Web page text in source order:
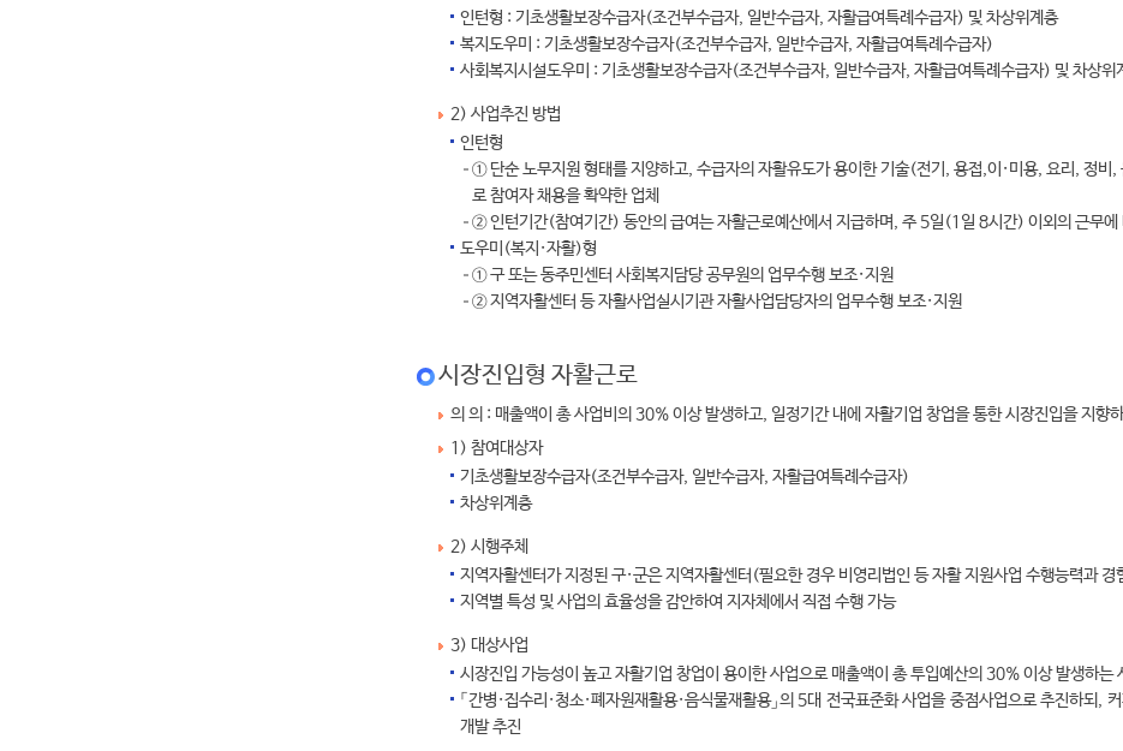
인턴형 : 기초생활보장수급자(조건부수급자, 일반수급자, 자활급여특례수급자) 및 차상위계층
복지도우미 : 기초생활보장수급자(조건부수급자, 일반수급자, 자활급여특례수급자)
사회복지시설도우미 : 기초생활보장수급자(조건부수급자, 일반수급자, 자활급여특례수급자) 및 차상위
2) 사업추진 방법
인턴형
① 단순 노무지원 형태를 지양하고, 수급자의 자활유도가 용이한 기술(전기, 용접,이·미용, 요리, 정비
로 참여자 채용을 확약한 업체
② 인턴기간(참여기간) 동안의 급여는 자활근로예산에서 지급하며, 주 5일(1일 8시간) 이외의 근무에
도우미(복지·자활)형
① 구 또는 동주민센터 사회복지담당 공무원의 업무수행 보조·지원
② 지역자활센터 등 자활사업실시기관 자활사업담당자의 업무수행 보조·지원
시장진입형 자활근로
의 의 : 매출액이 총 사업비의 30% 이상 발생하고, 일정기간 내에 자활기업 창업을 통한 시장진입을 지향
1) 참여대상자
기초생활보장수급자(조건부수급자, 일반수급자, 자활급여특례수급자)
차상위계층
2) 시행주체
지역자활센터가 지정된 구·군은 지역자활센터(필요한 경우 비영리법인 등 자활 지원사업 수행능력과
지역별 특성 및 사업의 효율성을 감안하여 지자체에서 직접 수행 가능
3) 대상사업
시장진입 가능성이 높고 자활기업 창업이 용이한 사업으로 매출액이 총 투입예산의 30% 이상 발생하는
「간병·집수리·청소·폐자원재활용·음식물재활용」의 5대 전국표준화 사업을 중점사업으로 추진하되,
개발 추진